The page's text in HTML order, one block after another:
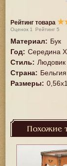
Рейтинг товара ★
Оценок 1 Рейтинг5
Материал: Бук
Год: Середина
Стиль: Людовик
Страна: Бельгия
Размеры:
Похожие